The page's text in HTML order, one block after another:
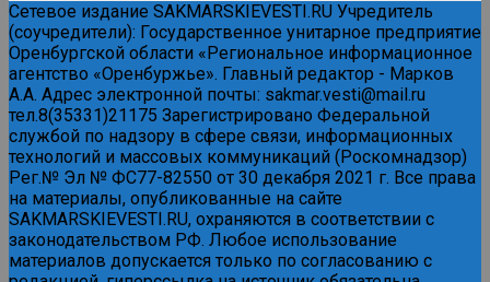
Сетевое издание SAKMARSKIEVESTI.RU Учредитель
(соучредители): Государственное унитарное предприятие
Оренбургской области «Региональное информационное
агентство «Оренбуржье». Главный редактор - Марков
А.А. Адрес электронной почты: sakmar.vesti@mail.ru
тел.8(35331)21175 Зарегистрировано Федеральной
службой по надзору в сфере связи, информационных
технологий и массовых коммуникаций (Роскомнадзор)
Рег.№ Эл № ФС77-82550 от 30 декабря 2021 г. Все права
на материалы, опубликованные на сайте
SAKMARSKIEVESTI.RU, охраняются в соответствии с
законодательством РФ. Любое использование
материалов допускается только по согласованию с